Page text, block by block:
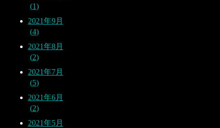
1
2021年9月
4
2021年8月
2
2021年7月
5
2021年6月
2
2021年5月